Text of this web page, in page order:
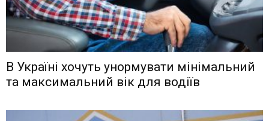
В Україні хочуть унормувати мінімальний
та максимальний вік для водіїв